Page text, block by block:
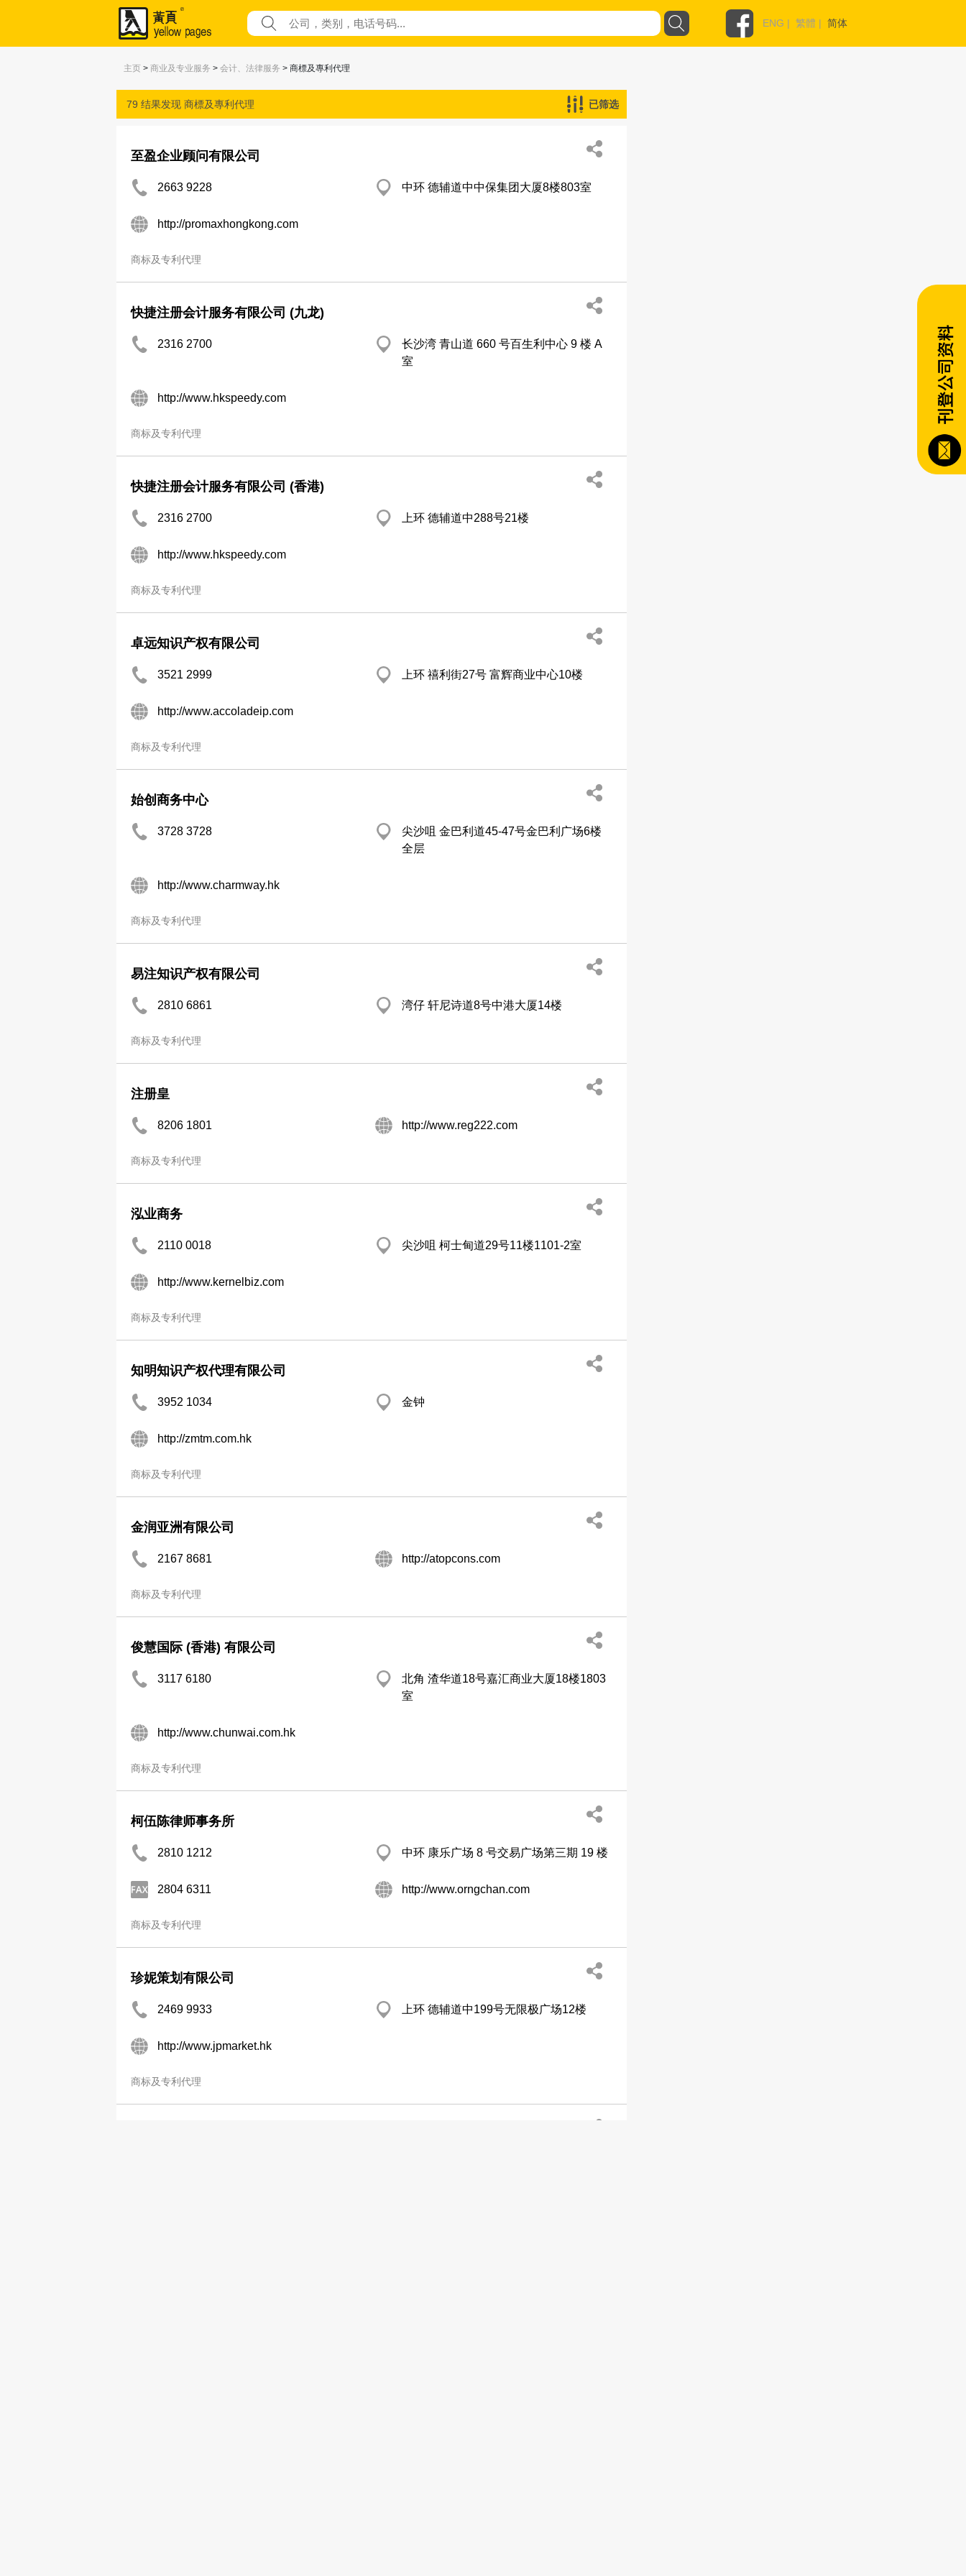
ENG | 繁體 | 简体
主页 > 商业及专业服务 > 会计、法律服务 > 商標及專利代理
79 结果发现 商標及專利代理 已筛选
至盈企业顾问有限公司
2663 9228 中环 德辅道中中保集团大厦8楼803室
http://promaxhongkong.com
商标及专利代理
快捷注册会计服务有限公司 (九龙)
2316 2700
长沙湾 青山道 660 号百生利中心 9 楼 A
室
http://www.hkspeedy.com
商标及专利代理
快捷注册会计服务有限公司 (香港)
2316 2700 上环 德辅道中288号21楼
http://www.hkspeedy.com
商标及专利代理
卓远知识产权有限公司
3521 2999 上环 禧利街27号 富辉商业中心10楼
http://www.accoladeip.com
商标及专利代理
始创商务中心
3728 3728
尖沙咀 金巴利道45-47号金巴利广场6楼
全层
http://www.charmway.hk
商标及专利代理
易注知识产权有限公司
2810 6861 湾仔 轩尼诗道8号中港大厦14楼
商标及专利代理
注册皇
8206 1801 http://www.reg222.com
商标及专利代理
泓业商务
2110 0018 尖沙咀 柯士甸道29号11楼1101-2室
http://www.kernelbiz.com
商标及专利代理
知明知识产权代理有限公司
3952 1034 金钟
http://zmtm.com.hk
商标及专利代理
金润亚洲有限公司
2167 8681 http://atopcons.com
商标及专利代理
俊慧国际 (香港) 有限公司
3117 6180
北角 渣华道18号嘉汇商业大厦18楼1803
室
http://www.chunwai.com.hk
商标及专利代理
柯伍陈律师事务所
2810 1212 中环 康乐广场 8 号交易广场第三期 19 楼
2804 6311 http://www.orngchan.com
商标及专利代理
珍妮策划有限公司
2469 9933 上环 德辅道中199号无限极广场12楼
http://www.jpmarket.hk
商标及专利代理